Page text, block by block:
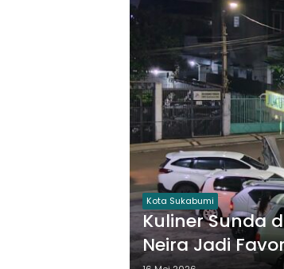
Kota Sukabumi
Kuliner Sunda
Neira Jadi